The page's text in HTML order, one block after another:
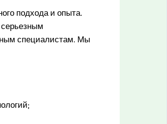
подхода и опыта.
специалистам. Мы